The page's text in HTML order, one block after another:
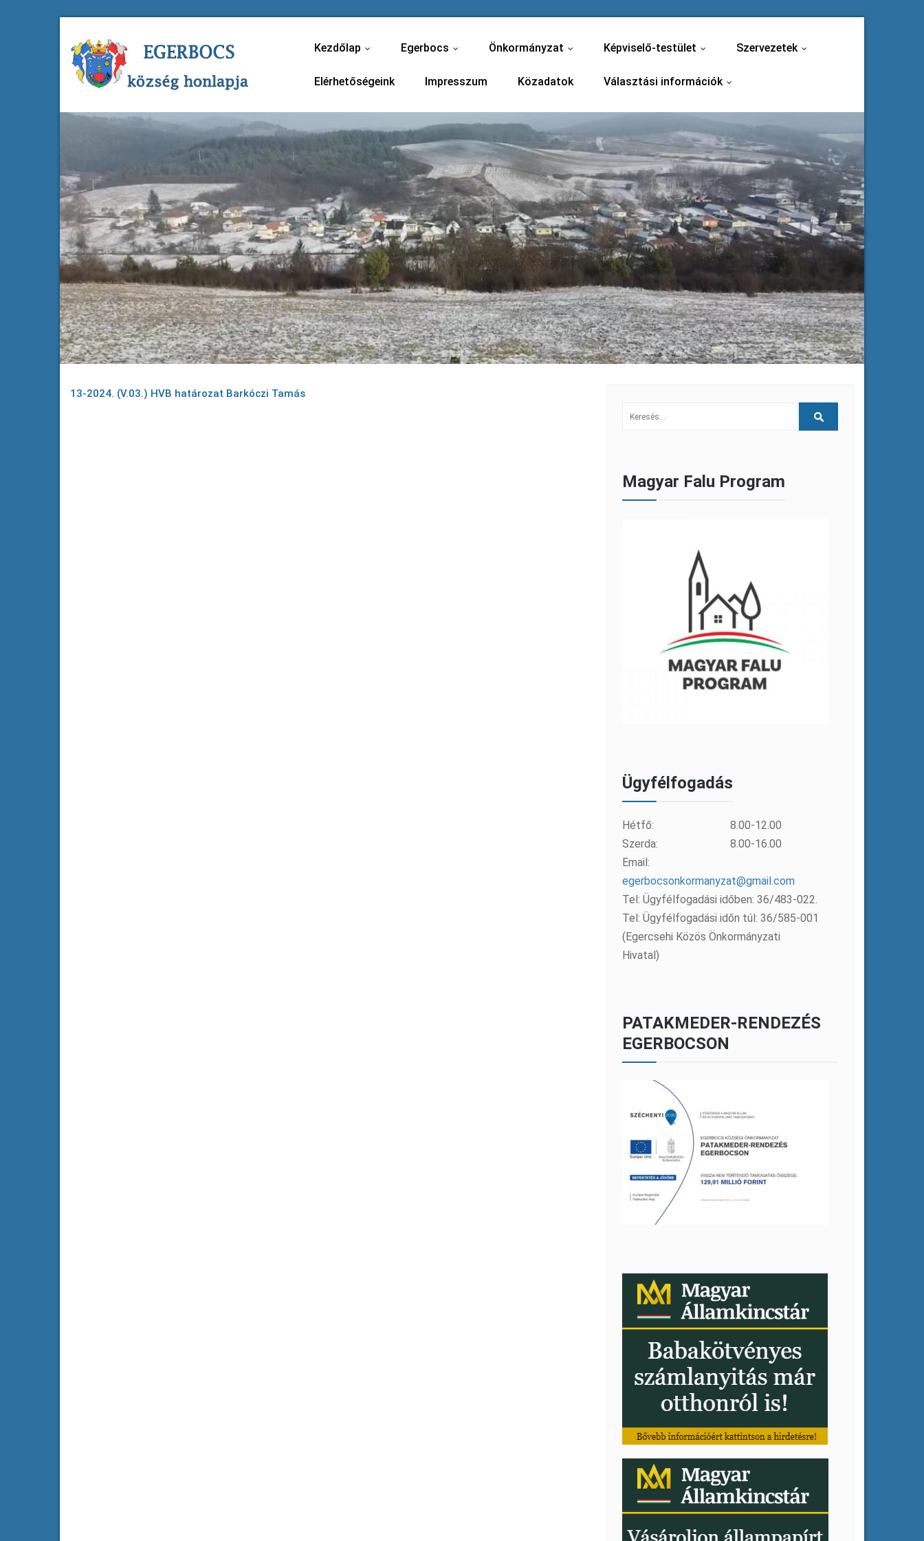
Kezdőlap Egerbocs Önkormányzat Képviselő-testület Szervezetek
Elérhetőségeink Impresszum Közadatok Választási információk
13-2024. (V.03.) HVB határozat Barkóczi Tamás
Magyar Falu Program
Ügyfélfogadás
Hétfő:
8.00-12.00
Szerda:
8.00-16.00
Email:
egerbocsonkormanyzat@gmail.com
Tel: Ügyfélfogadási időben: 36/483-022.
Tel: Ügyfélfogadási időn túl: 36/585-001
(Egercsehi Közös Önkormányzati
Hivatal)
PATAKMEDER-RENDEZÉS
EGERBOCSON